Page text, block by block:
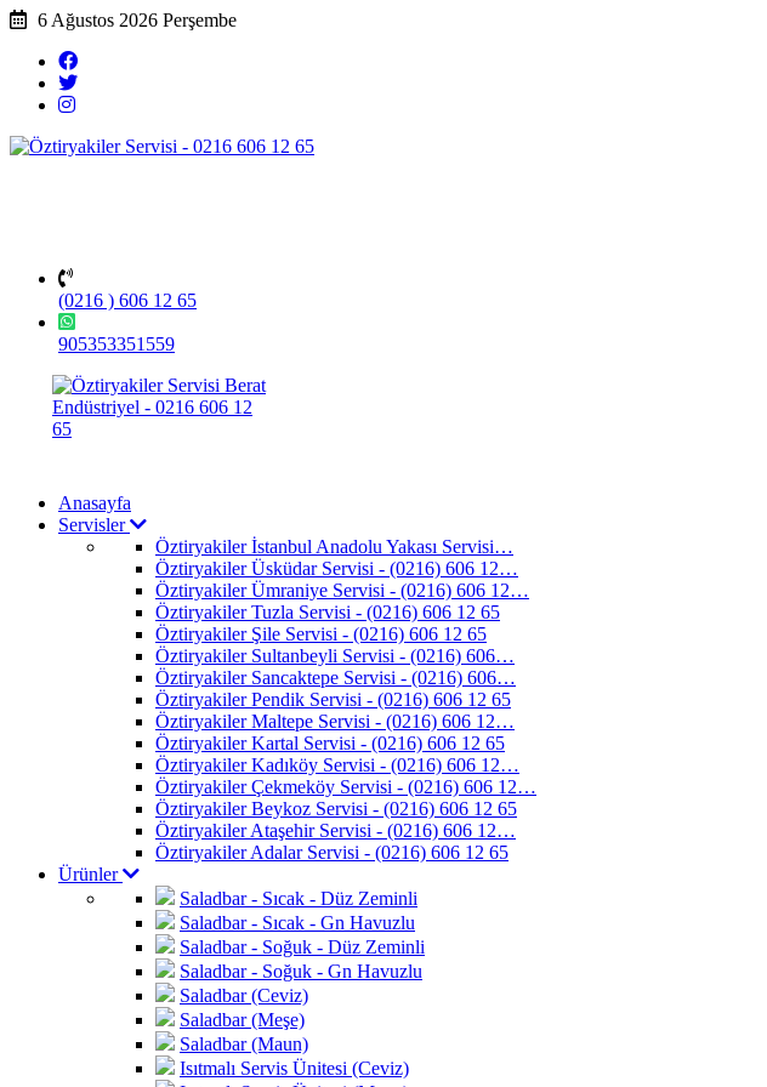
6 Ağustos 2026 Perşembe
(0216 ) 606 12 65
905353351559
Anasayfa
Servisler
Öztiryakiler İstanbul Anadolu Yakası Servisi…
Öztiryakiler Üsküdar Servisi - (0216) 606 12…
Öztiryakiler Ümraniye Servisi - (0216) 606 12…
Öztiryakiler Tuzla Servisi - (0216) 606 12 65
Öztiryakiler Şile Servisi - (0216) 606 12 65
Öztiryakiler Sultanbeyli Servisi - (0216) 606…
Öztiryakiler Sancaktepe Servisi - (0216) 606…
Öztiryakiler Pendik Servisi - (0216) 606 12 65
Öztiryakiler Maltepe Servisi - (0216) 606 12…
Öztiryakiler Kartal Servisi - (0216) 606 12 65
Öztiryakiler Kadıköy Servisi - (0216) 606 12…
Öztiryakiler Çekmeköy Servisi - (0216) 606 12…
Öztiryakiler Beykoz Servisi - (0216) 606 12 65
Öztiryakiler Ataşehir Servisi - (0216) 606 12…
Öztiryakiler Adalar Servisi - (0216) 606 12 65
Ürünler
Saladbar - Sıcak - Düz Zeminli
Saladbar - Sıcak - Gn Havuzlu
Saladbar - Soğuk - Düz Zeminli
Saladbar - Soğuk - Gn Havuzlu
Saladbar (Ceviz)
Saladbar (Meşe)
Saladbar (Maun)
Isıtmalı Servis Ünitesi (Ceviz)